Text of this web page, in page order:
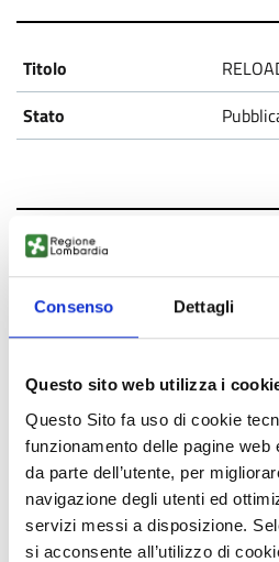
Consenso Dettagli
Questo sito web utilizza i
Questo Sito fa uso di cookie
funzionamento delle pagine web
da parte dell’utente, per
navigazione degli utenti ed
servizi messi a disposizione.
si acconsente all’utilizzo di
Arredi